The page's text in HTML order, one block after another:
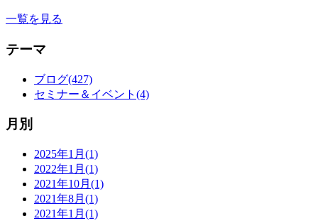
一覧を見る
テーマ
ブログ(427)
セミナー＆イベント(4)
月別
2025年1月(1)
2022年1月(1)
2021年10月(1)
2021年8月(1)
2021年1月(1)